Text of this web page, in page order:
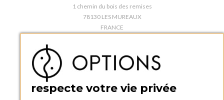
1 chemin du bois des remises
78130 LES MUREAUX
FRANCE
BOUTIQUE OPTIONS - PARIS 5E
5 quai de la tournelle
FRANCE
respecte votre vie privée